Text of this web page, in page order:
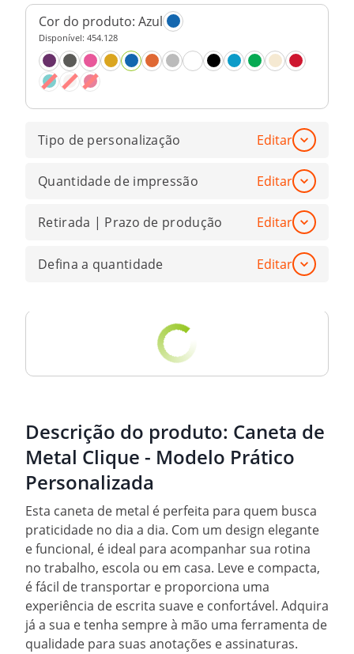
Cor do produto: Azul
Disponível: 454.128
Tipo de personalização Editar
Quantidade de impressão Editar
Retirada | Prazo de produção Editar
Defina a quantidade Editar
Descrição do produto: Caneta de
Metal Clique - Modelo Prático
Personalizada
Esta caneta de metal é perfeita para quem busca
praticidade no dia a dia. Com um design elegante
e funcional, é ideal para acompanhar sua rotina
no trabalho, escola ou em casa. Leve e compacta,
é fácil de transportar e proporciona uma
experiência de escrita suave e confortável. Adquira
já a sua e tenha sempre à mão uma ferramenta de
qualidade para suas anotações e assinaturas.